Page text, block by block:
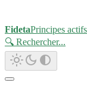
FidetaPrincipes actifs
🔍 Rechercher...